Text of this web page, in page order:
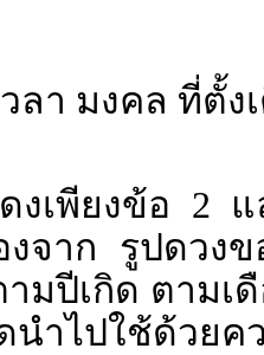
ลา มงคล ที่ตั้ง
งเพียงข้อ 2
จาก รูปดวง
มปีเกิด ตามเ
นำไปใช้ด้วยค